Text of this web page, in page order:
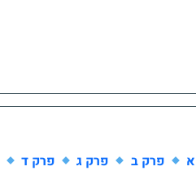
פרק ב פרק ג פרק ד